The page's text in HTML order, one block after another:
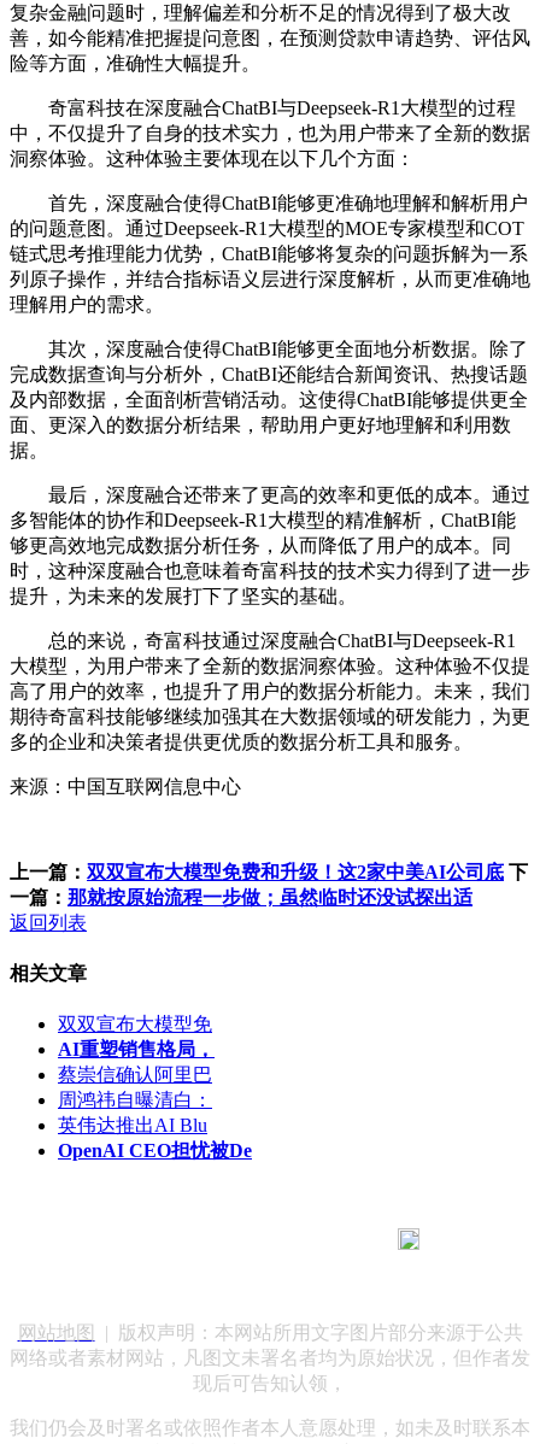
复杂金融问题时，理解偏差和分析不足的情况得到了极大改
善，如今能精准把握提问意图，在预测贷款申请趋势、评估风
险等方面，准确性大幅提升。
奇富科技在深度融合ChatBI与Deepseek-R1大模型的过程
中，不仅提升了自身的技术实力，也为用户带来了全新的数据
洞察体验。这种体验主要体现在以下几个方面：
首先，深度融合使得ChatBI能够更准确地理解和解析用户
的问题意图。通过Deepseek-R1大模型的MOE专家模型和COT
链式思考推理能力优势，ChatBI能够将复杂的问题拆解为一系
列原子操作，并结合指标语义层进行深度解析，从而更准确地
理解用户的需求。
其次，深度融合使得ChatBI能够更全面地分析数据。除了
完成数据查询与分析外，ChatBI还能结合新闻资讯、热搜话题
及内部数据，全面剖析营销活动。这使得ChatBI能够提供更全
面、更深入的数据分析结果，帮助用户更好地理解和利用数
据。
最后，深度融合还带来了更高的效率和更低的成本。通过
多智能体的协作和Deepseek-R1大模型的精准解析，ChatBI能
够更高效地完成数据分析任务，从而降低了用户的成本。同
时，这种深度融合也意味着奇富科技的技术实力得到了进一步
提升，为未来的发展打下了坚实的基础。
总的来说，奇富科技通过深度融合ChatBI与Deepseek-R1
大模型，为用户带来了全新的数据洞察体验。这种体验不仅提
高了用户的效率，也提升了用户的数据分析能力。未来，我们
期待奇富科技能够继续加强其在大数据领域的研发能力，为更
多的企业和决策者提供更优质的数据分析工具和服务。
来源：中国互联网信息中心
上一篇： 双双宣布大模型免费和升级！这2家中美AI公司底 下
一篇： 那就按原始流程一步做；虽然临时还没试探出适
返回列表
相关文章
双双宣布大模型免
AI重塑销售格局，
蔡崇信确认阿里巴
周鸿祎自曝清白：
英伟达推出AI Blu
OpenAI CEO担忧被De
网站地图
| 版权声明：本网站所用文字图片部分来源于公共
网络或者素材网站，凡图文未署名者均为原始状况，但作者发
现后可告知认领，
我们仍会及时署名或依照作者本人意愿处理，如未及时联系本